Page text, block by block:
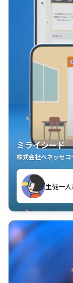
ミライシード
株式会社ベネッセ
生徒一
教室中の
ことが